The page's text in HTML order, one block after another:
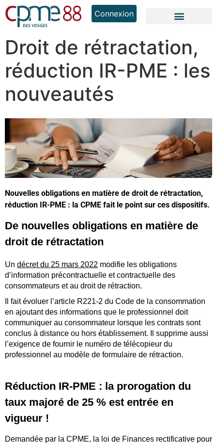
Connexion
Droit de rétractation,
réduction IR-PME : les
nouveautés
Nouvelles obligations en matière de droit de rétractation,
réduction IR-PME : la CPME fait le point sur ces dispositifs.
De nouvelles obligations en matière de
droit de rétractation
Un décret du 25 mars 2022 modifie les obligations
d’information précontractuelle et contractuelle des
consommateurs et au droit de rétraction.
Il fait évoluer l’article R221-2 du Code de la consommation
en ajoutant des informations que le professionnel doit
communiquer au consommateur lorsque les contrats sont
conclus à distance ou hors établissement. Il supprime aussi
l’exigence de fournir le numéro de télécopieur du
professionnel au modèle de formulaire de rétraction.
Réduction IR-PME : la prorogation du
taux majoré de 25 % est entrée en
vigueur !
Demandée par la CPME, la loi de Finances rectificative pour